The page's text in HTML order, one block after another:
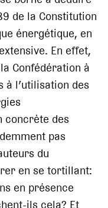
de la Constitution
énergétique, en
En effet,
Confédération à
l’utilisation des
concrète des
pas
du
en se tortillant:
en présence